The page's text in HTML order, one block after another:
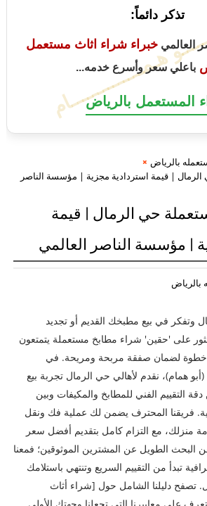
هـمــــــــــــــام
تذكر دائماً:
العالمي خبراء شراء اثاث مستعمل
باعلي سعر وأسرع خدمه...
المستعمل بالرياض
بالرياض
| قيمة استردادية مجزية | مؤسسة الناصر
حي الرمال | قيمة
| مؤسسة الناصر العالمي
بالرياض
في بيع مطبخك القديم أو تجديد
على 'حقين' شراء مطابخ مستعملة يتمتعون
خطوة لضمان صفقة مربحة ومريحة. في
همام)، نقدم لأهالي حي الرمال تجربة بيع
التقييم الفني للمطابخ والمكيفات وبين
فريقنا المحترف يضمن لك عملية فك ونقل
منزلك، مع التزام كامل بتقديم أفضل سعر
الطويل عن المشترين الموثوقين؛ فمعنا
تبدأ من التقييم السريع وتنتهي باستلامك
تصفح دليلنا الشامل حول [شراء أثاث